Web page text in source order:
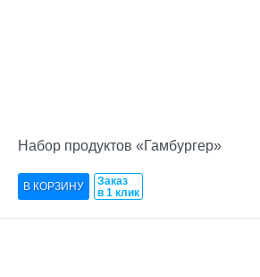
Набор продуктов «Гамбургер»
Заказ
в 1 клик